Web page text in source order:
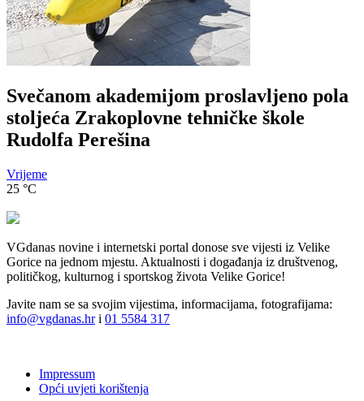
Svečanom akademijom proslavljeno pola
stoljeća Zrakoplovne tehničke škole
Rudolfa Perešina
Vrijeme
25 °C
VGdanas novine i internetski portal donose sve vijesti iz Velike
Gorice na jednom mjestu. Aktualnosti i događanja iz društvenog,
političkog, kulturnog i sportskog života Velike Gorice!
Javite nam se sa svojim vijestima, informacijama, fotografijama:
info@vgdanas.hri 01 5584 317
Impressum
Opći uvjeti korištenja